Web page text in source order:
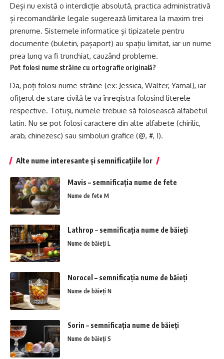
Deși nu există o interdicție absolută, practica administrativă
și recomandările legale sugerează limitarea la maxim trei
prenume. Sistemele informatice și tipizatele pentru
documente (buletin, pașaport) au spațiu limitat, iar un nume
prea lung va fi trunchiat, cauzând probleme.
Pot folosi nume străine cu ortografie originală?
Da, poți folosi nume străine (ex: Jessica, Walter, Yamal), iar
ofițerul de stare civilă le va înregistra folosind literele
respective. Totuși, numele trebuie să folosească alfabetul
latin. Nu se pot folosi caractere din alte alfabete (chirilic,
arab, chinezesc) sau simboluri grafice (@, #, !).
Alte nume interesante și semnificațiile lor
Mavis – semnificația nume de fete
Nume de fete M
Lathrop – semnificația nume de băieți
Nume de băieți L
Norocel – semnificația nume de băieți
Nume de băieți N
Sorin – semnificația nume de băieți
Nume de băieți S